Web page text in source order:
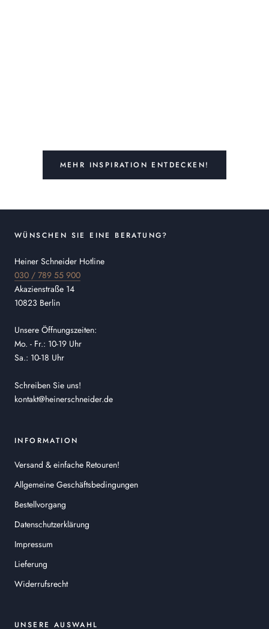
MEHR INSPIRATION ENTDECKEN!
WÜNSCHEN SIE EINE BERATUNG?
Heiner Schneider Hotline
030 / 789 55 900
Akazienstraße 14
10823 Berlin
Unsere Öffnungszeiten:
Mo. - Fr.: 10-19 Uhr
Sa.: 10-18 Uhr
Schreiben Sie uns!
kontakt@heinerschneider.de
INFORMATION
Versand & einfache Retouren!
Allgemeine Geschäftsbedingungen
Bestellvorgang
Datenschutzerklärung
Impressum
Lieferung
Widerrufsrecht
UNSERE AUSWAHL